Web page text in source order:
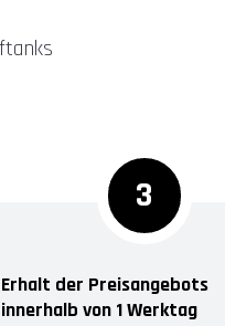
3
Erhalt der Preisangebots
innerhalb von 1 Werktag